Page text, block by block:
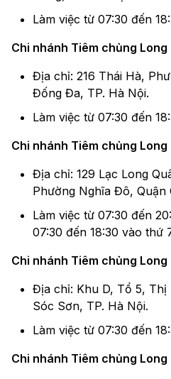
Làm việc từ 07:30 đến
Chi nhánh Tiêm chủng
Địa chỉ: 216 Thái Hà,
Đống Đa, TP. Hà Nội.
Làm việc từ 07:30 đến
Chi nhánh Tiêm chủng Long
Địa chỉ: 129 Lạc Long
Phường Nghĩa Đô, Quận
Làm việc từ 07:30 đến
07:30 đến 18:30 vào thứ
Chi nhánh Tiêm chủng Long
Địa chỉ: Khu D, Tổ 5,
Sóc Sơn, TP. Hà Nội.
Làm việc từ 07:30 đến
Chi nhánh Tiêm chủng